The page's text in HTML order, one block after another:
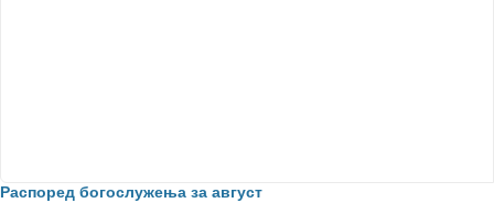
Распоред богослужења за август